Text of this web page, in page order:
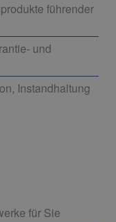
führender
und
Instandhaltung
für Sie